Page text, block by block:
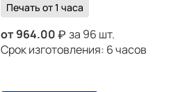
Печать от 1 часа
от964.00
за 96 шт.
Срок изготовления: 6 часов